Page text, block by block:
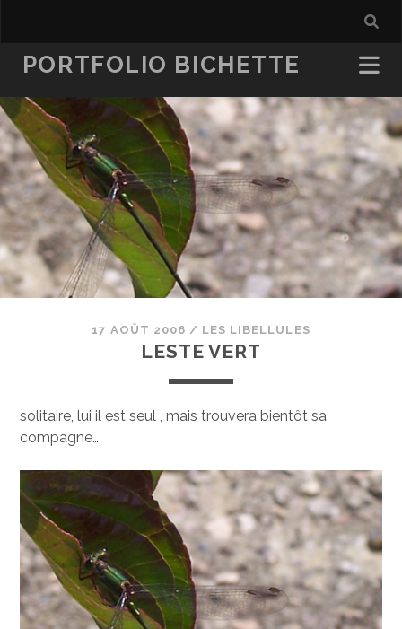
PORTFOLIO BICHETTE
17 AOÛT 2006 / LES LIBELLULES
LESTE VERT
solitaire, lui il est seul , mais trouvera bientôt sa
compagne…